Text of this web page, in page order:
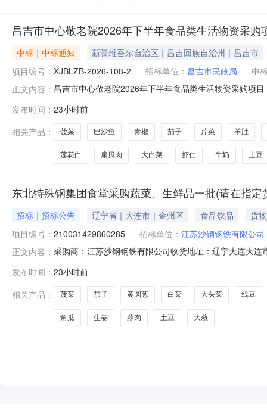
昌吉市中心敬老院2026年下半年食品类生活物资采
中标｜中标通知
新疆维吾尔自治区｜昌吉回族自治州｜昌吉市
项目编号： XJBLZB-2026-108-2 招标单位： 昌吉市民政局
中
正文内容： 昌吉市中心敬老院2026年下半年食品类生活物资采购项
路街道南五工一村北京南路和谐玫瑰园A座13层1317室
名称
发布时间： 23小时前
相关产品：
菠菜 巴沙鱼 青椒 茄子 芹菜 羊肚
莲花白 扇贝肉 大白菜 虾仁 牛奶 土豆
东北特殊钢集团食堂采购蔬菜、生鲜品一批(请在指定
招标｜招标公告 辽宁省｜大连市｜金州区 食品饮品
货物
项目编号： 210031429860285 招标单位： 江苏沙钢钢铁有限公司
正文内容： 采购商：江苏沙钢钢铁有限公司收货地址：辽宁大连大
号210031429860285收货地区辽宁大连大连市金州区登
发布时间： 23小时前
相关产品：
菠菜 茄子 黄圆葱 白菜 大头菜 线豆
角瓜 生姜 蒜肉 土豆 大葱